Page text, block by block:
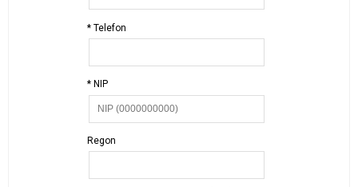
* Telefon
* NIP
Regon